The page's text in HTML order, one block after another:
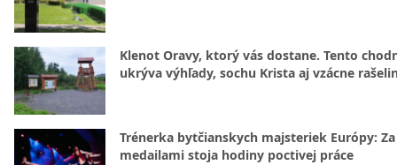
Klenot Oravy, ktorý vás dostane. Tento
ukrýva výhľady, sochu Krista aj vzácne
Trénerka bytčianskych majsteriek Európy: Za
medailami stoja hodiny poctivej práce